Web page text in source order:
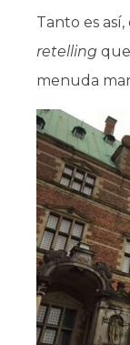
Tanto es
retelling
menuda